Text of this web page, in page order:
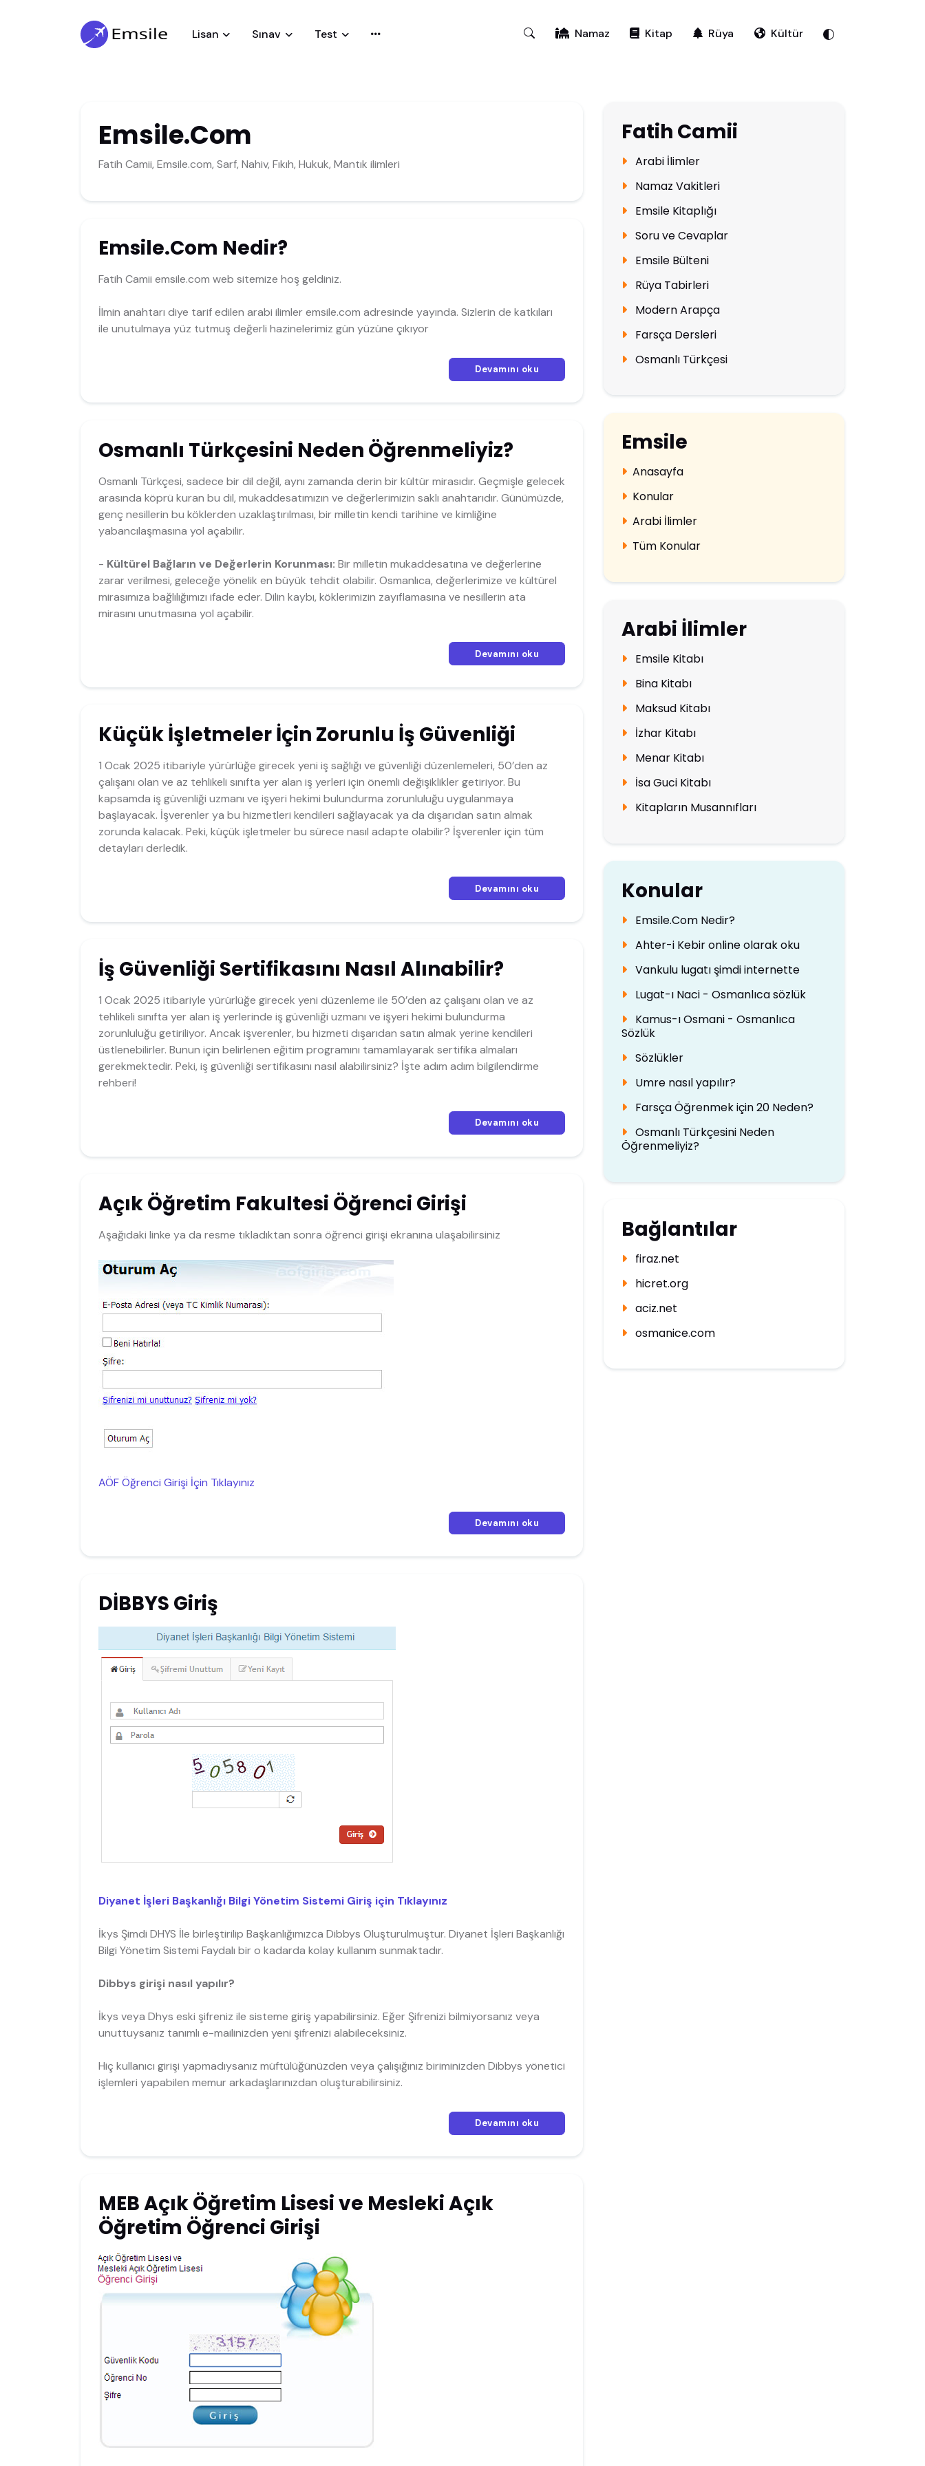
Lisan Sınav Test Namaz Kitap Rüya Kültür
Emsile.Com
Fatih Camii, Emsile.com, Sarf, Nahiv, Fıkıh, Hukuk, Mantık ilimleri
Emsile.Com Nedir?
Fatih Camii emsile.com web sitemize hoş geldiniz.
İlmin anahtarı diye tarif edilen arabi ilimler emsile.com adresinde yayında. Sizlerin de katkıları
ile unutulmaya yüz tutmuş değerli hazinelerimiz gün yüzüne çıkıyor
Devamını oku
Osmanlı Türkçesini Neden Öğrenmeliyiz?
Osmanlı Türkçesi, sadece bir dil değil, aynı zamanda derin bir kültür mirasıdır. Geçmişle gelecek
arasında köprü kuran bu dil, mukaddesatımızın ve değerlerimizin saklı anahtarıdır. Günümüzde,
genç nesillerin bu köklerden uzaklaştırılması, bir milletin kendi tarihine ve kimliğine
yabancılaşmasına yol açabilir.
- Kültürel Bağların ve Değerlerin Korunması: Bir milletin mukaddesatına ve değerlerine
zarar verilmesi, geleceğe yönelik en büyük tehdit olabilir. Osmanlıca, değerlerimize ve kültürel
mirasımıza bağlılığımızı ifade eder. Dilin kaybı, köklerimizin zayıflamasına ve nesillerin ata
mirasını unutmasına yol açabilir.
Devamını oku
Küçük İşletmeler İçin Zorunlu İş Güvenliği
1 Ocak 2025 itibariyle yürürlüğe girecek yeni iş sağlığı ve güvenliği düzenlemeleri, 50’den az
çalışanı olan ve az tehlikeli sınıfta yer alan iş yerleri için önemli değişiklikler getiriyor. Bu
kapsamda iş güvenliği uzmanı ve işyeri hekimi bulundurma zorunluluğu uygulanmaya
başlayacak. İşverenler ya bu hizmetleri kendileri sağlayacak ya da dışarıdan satın almak
zorunda kalacak. Peki, küçük işletmeler bu sürece nasıl adapte olabilir? İşverenler için tüm
detayları derledik.
Devamını oku
İş Güvenliği Sertifikasını Nasıl Alınabilir?
1 Ocak 2025 itibariyle yürürlüğe girecek yeni düzenleme ile 50’den az çalışanı olan ve az
tehlikeli sınıfta yer alan iş yerlerinde iş güvenliği uzmanı ve işyeri hekimi bulundurma
zorunluluğu getiriliyor. Ancak işverenler, bu hizmeti dışarıdan satın almak yerine kendileri
üstlenebilirler. Bunun için belirlenen eğitim programını tamamlayarak sertifika almaları
gerekmektedir. Peki, iş güvenliği sertifikasını nasıl alabilirsiniz? İşte adım adım bilgilendirme
rehberi!
Devamını oku
Açık Öğretim Fakultesi Öğrenci Girişi
Aşağıdaki linke ya da resme tıkladıktan sonra öğrenci girişi ekranına ulaşabilirsiniz
AÖF Öğrenci Girişi İçin Tıklayınız
Devamını oku
DİBBYS Giriş
Diyanet İşleri Başkanlığı Bilgi Yönetim Sistemi Giriş için Tıklayınız
İkys Şimdi DHYS İle birleştirilip Başkanlığımızca Dibbys Oluşturulmuştur. Diyanet İşleri Başkanlığı
Bilgi Yönetim Sistemi Faydalı bir o kadarda kolay kullanım sunmaktadır.
Dibbys girişi nasıl yapılır?
İkys veya Dhys eski şifreniz ile sisteme giriş yapabilirsiniz. Eğer Şifrenizi bilmiyorsanız veya
unuttuysanız tanımlı e-mailinizden yeni şifrenizi alabileceksiniz.
Hiç kullanıcı girişi yapmadıysanız müftülüğünüzden veya çalışığınız biriminizden Dibbys yönetici
işlemleri yapabilen memur arkadaşlarınızdan oluşturabilirsiniz.
Devamını oku
MEB Açık Öğretim Lisesi ve Mesleki Açık
Öğretim Öğrenci Girişi
Fatih Camii
Arabi İlimler
Namaz Vakitleri
Emsile Kitaplığı
Soru ve Cevaplar
Emsile Bülteni
Rüya Tabirleri
Modern Arapça
Farsça Dersleri
Osmanlı Türkçesi
Emsile
Anasayfa
Konular
Arabi İlimler
Tüm Konular
Arabi İlimler
Emsile Kitabı
Bina Kitabı
Maksud Kitabı
İzhar Kitabı
Menar Kitabı
İsa Guci Kitabı
Kitapların Musannıfları
Konular
Emsile.Com Nedir?
Ahter-i Kebir online olarak oku
Vankulu lugatı şimdi internette
Lugat-ı Naci - Osmanlıca sözlük
Kamus-ı Osmani - Osmanlıca
Sözlük
Sözlükler
Umre nasıl yapılır?
Farsça Öğrenmek için 20 Neden?
Osmanlı Türkçesini Neden
Öğrenmeliyiz?
Bağlantılar
firaz.net
hicret.org
aciz.net
osmanice.com